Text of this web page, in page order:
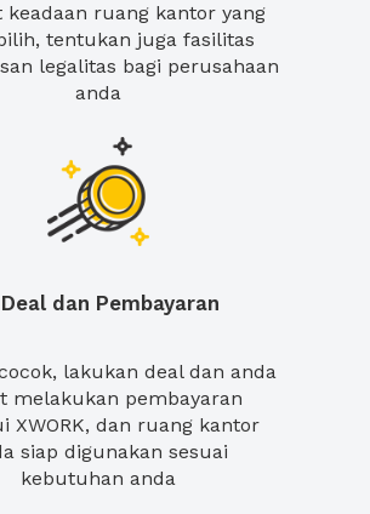
keadaan ruang kantor yang
tentukan juga fasilitas
legalitas bagi perusahaan
anda
dan Pembayaran
lakukan deal dan anda
melakukan pembayaran
XWORK, dan ruang kantor
siap digunakan sesuai
kebutuhan anda